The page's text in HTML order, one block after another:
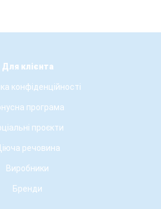
Для клієнта
конфіденційності
програма
проєкти
речовина
Виробники
Бренди